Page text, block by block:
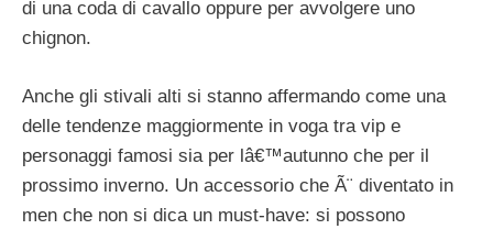
di una coda di cavallo oppure per avvolgere uno
chignon.
Anche gli stivali alti si stanno affermando come una
delle tendenze maggiormente in voga tra vip e
personaggi famosi sia per lâ€™autunno che per il
prossimo inverno. Un accessorio che Ã¨ diventato in
men che non si dica un must-have: si possono